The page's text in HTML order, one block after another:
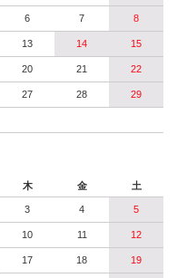
6 7 8
13 14 15
20 21 22
27 28 29
木 金 土
3 4 5
10 11 12
17 18 19